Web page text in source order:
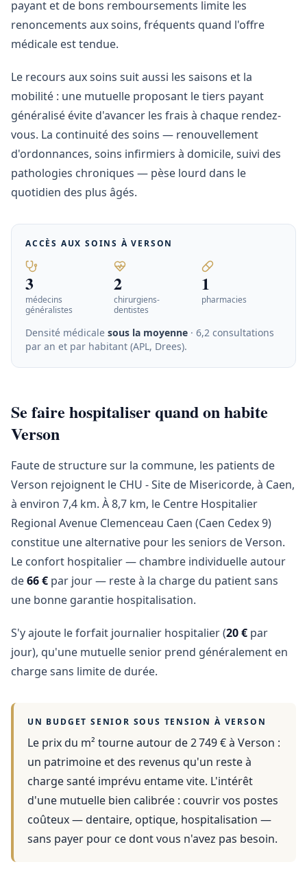
payant et de bons remboursements limite les
renoncements aux soins, fréquents quand l'offre
médicale est tendue.
Le recours aux soins suit aussi les saisons et la
mobilité : une mutuelle proposant le tiers payant
généralisé évite d'avancer les frais à chaque rendez-
vous. La continuité des soins — renouvellement
d'ordonnances, soins infirmiers à domicile, suivi des
pathologies chroniques — pèse lourd dans le
quotidien des plus âgés.
ACCÈS AUX SOINS ÀVERSON
3
médecins
généralistes
2
chirurgiens-
dentistes
1
pharmacies
Densité médicale sous la moyenne · 6,2 consultations
par an et par habitant (APL, Drees).
Se faire hospitaliser quand on habite
Verson
Faute de structure sur la commune, les patients de
Verson rejoignent le CHU - Site de Misericorde, à Caen,
à environ 7,4 km. À 8,7 km, le Centre Hospitalier
Regional Avenue Clemenceau Caen (Caen Cedex 9)
constitue une alternative pour les seniors de Verson.
Le confort hospitalier — chambre individuelle autour
de66 € par jour — reste à la charge du patient sans
une bonne garantie hospitalisation.
S'y ajoute le forfait journalier hospitalier (20 € par
jour), qu'une mutuelle senior prend généralement en
charge sans limite de durée.
UN BUDGET SENIOR SOUS TENSION À VERSON
Le prix du m² tourne autour de 2 749 €à Verson :
un patrimoine et des revenus qu'un reste à
charge santé imprévu entame vite. L'intérêt
d'une mutuelle bien calibrée : couvrir vos postes
coûteux — dentaire, optique, hospitalisation —
sans payer pour ce dont vous n'avez pas besoin.